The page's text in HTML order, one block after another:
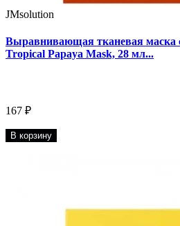
JMsolution
Выравнивающая тканевая маска
Tropical Papaya Mask, 28 мл...
167 ₽
В корзину